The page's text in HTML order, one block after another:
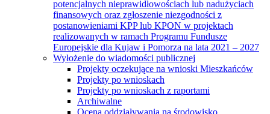
potencjalnych nieprawidłowościach lub nadużyciach
finansowych oraz zgłoszenie niezgodności z
postanowieniami KPP lub KPON w projektach
realizowanych w ramach Programu Fundusze
Europejskie dla Kujaw i Pomorza na lata 2021 – 2027
Wyłożenie do wiadomości publicznej
Projekty oczekujące na wnioski Mieszkańców
Projekty po wnioskach
Projekty po wnioskach z raportami
Archiwalne
Ocena oddziaływania na środowisko